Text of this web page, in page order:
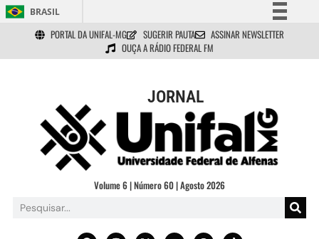
BRASIL
Simplifique!
Comunica BR
Acesso à informação
Legislação
Canais
PORTAL DA UNIFAL-MG SUGERIR PAUTA
ASSINAR NEWSLETTER
OUÇA A RÁDIO FEDERAL FM
JORNAL
Volume 6 | Número 60 | Agosto 2026